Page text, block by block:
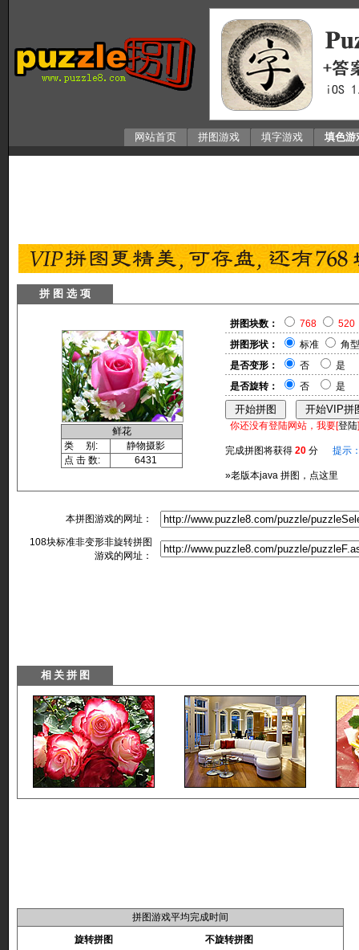
网站首页 拼图游戏 填字游戏 填色游
拼 图 选 项
鲜花
类 别:
静物摄影
点 击 数:
6431
拼图块数： 768
520
拼图形状：
标准
角型
是否变形：
否
是
是否旋转：
否 是
你还没有登陆网站，我要[登陆
完成拼图将获得 20 分 提示
»老版本java 拼图，点这里
本拼图游戏的网址：
108块标准非变形非旋转拼图
游戏的网址：
拼图游戏平均完成时间
旋转拼图
不旋转拼图